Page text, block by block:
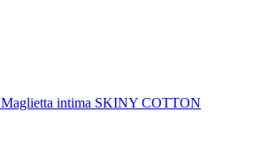
Maglietta intima SKINY COTTON